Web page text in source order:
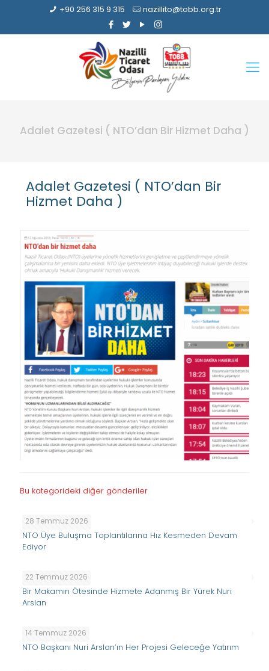
+90 256 315 9 315 nazillito@tobb.org.tr
Adalet Gazetesi ( NTO’dan Bir Hizmet Daha )
Adalet Gazetesi ( NTO’dan Bir
Hizmet Daha )
Bu kategorideki diğer gönderiler
28 Temmuz 2026
NTO Üye Buluşma Toplantılarına Hız Kesmeden Devam
Ediyor
22 Temmuz 2026
Bir Makamın Ötesinde Hizmete Adanmış Bir Yürek Nuri
Arslan
14 Temmuz 2026
NTO Başkanı Nuri Arslan’ın Her Projesi Geleceğe Yatırım